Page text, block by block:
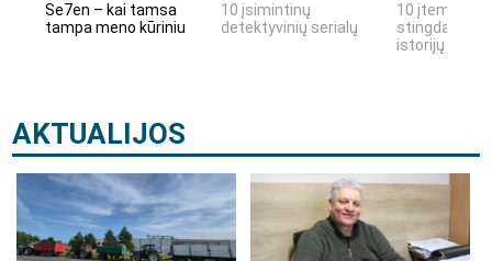
Se7en – kai tamsa
tampa meno kūriniu
10 įsimintinų
detektyvinių serialų
10 įtemptų,
stingdančių
istorijų
AKTUALIJOS